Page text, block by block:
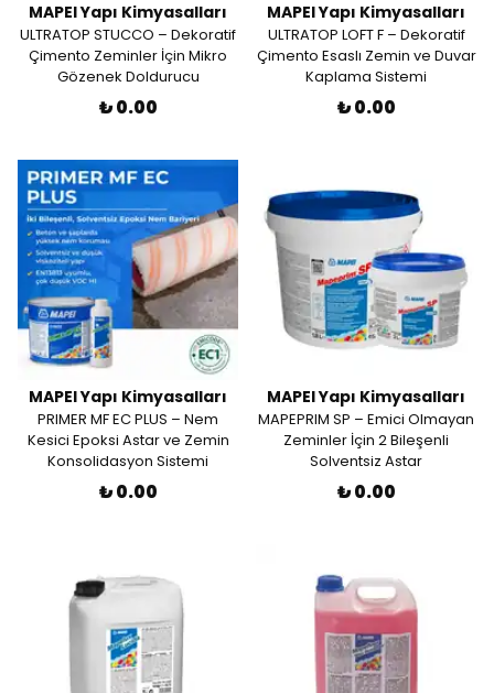
MAPEI Yapı Kimyasalları
ULTRATOP STUCCO – Dekoratif
Çimento Zeminler İçin Mikro
Gözenek Doldurucu
₺ 0.00
MAPEI Yapı Kimyasalları
ULTRATOP LOFT F – Dekoratif
Çimento Esaslı Zemin ve Duvar
Kaplama Sistemi
₺ 0.00
MAPEI Yapı Kimyasalları
PRIMER MF EC PLUS – Nem
Kesici Epoksi Astar ve Zemin
Konsolidasyon Sistemi
₺ 0.00
MAPEI Yapı Kimyasalları
MAPEPRIM SP – Emici Olmayan
Zeminler İçin 2 Bileşenli
Solventsiz Astar
₺ 0.00